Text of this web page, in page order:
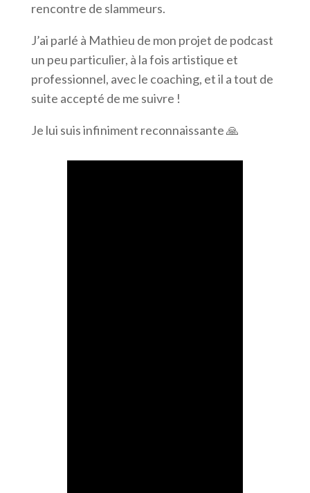
rencontre de slammeurs.
J’ai parlé à Mathieu de mon projet de podcast
un peu particulier, à la fois artistique et
professionnel, avec le coaching, et il a tout de
suite accepté de me suivre !
Je lui suis infiniment reconnaissante 🙏